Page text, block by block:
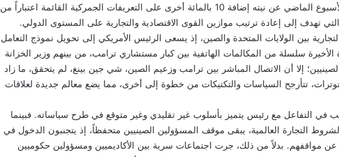
على كافة الواردات الصينية. وعلى إثر ذلك، أعلن في الأسبوع الماضي عن نيته إضافة 10 بالمائة أخرى على التعريفات الجمركية القائمة اعتباراً من
بين الولايات المتحدة والصين، إذ يسعى الرئيس الأمريكي إلى تحويل نموذج التعامل
سلسلة من المكالمات الهاتفية بين كبار مستشاري ترامب، من بينهم وزير الخزانة
إلا أن الاتصال المباشر بين ترامب وزعيم الصين، شي جين بينغ، لم يتحقق، ما زاد
تتأرجح السياسات والتكتيكات من خطوة إلى أخرى، مما يضع معالم جديدة لعلاقات
في التفاعل مع رئيس يتميز بأسلوب غير تقليدي وغير متوقع في طرح سياساته. فبينما
التجارة العالمية، يبقى موقف المسؤولين الصينيين متحفظاً، إذ يتجنبون الدخول في
مواقفهم. بدلاً من ذلك، جرت اجتماعات سرية بين الأكاديميين ومسؤولين حكوميين